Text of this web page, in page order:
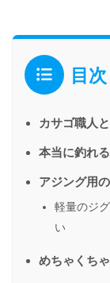
目次
カサゴ職人
本当に釣れ
アジング用
軽量のジ
い
めちゃくち